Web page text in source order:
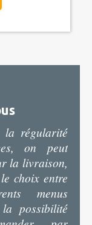
la régularité
on peut
la livraison,
choix entre
menus
possibilité